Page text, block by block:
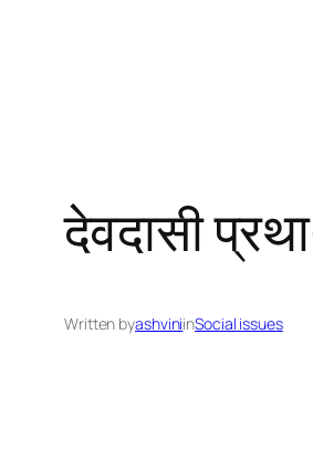
देवदासी
Written byashviniinSocial issues